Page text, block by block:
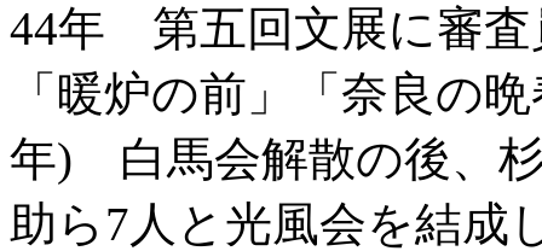
44年 第五回文展に審査
「暖炉の前」「奈良の
年) 白馬会解散の後、
助ら7人と光風会を結成